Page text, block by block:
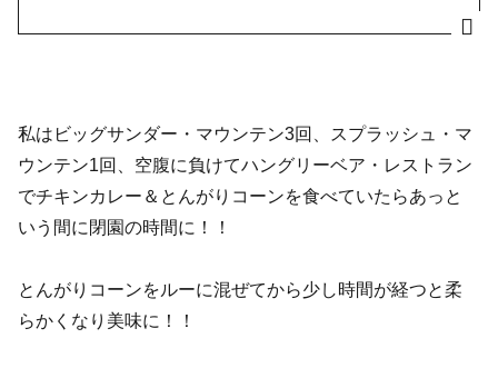
私はビッグサンダー・マウンテン3回、スプラッシュ・マ
ウンテン1回、空腹に負けてハングリーベア・レストラン
でチキンカレー＆とんがりコーンを食べていたらあっと
いう間に閉園の時間に！！
とんがりコーンをルーに混ぜてから少し時間が経つと柔
らかくなり美味に！！